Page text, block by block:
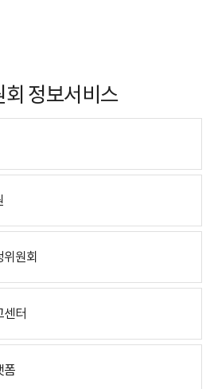
정보서비스
위원회
센터
폼